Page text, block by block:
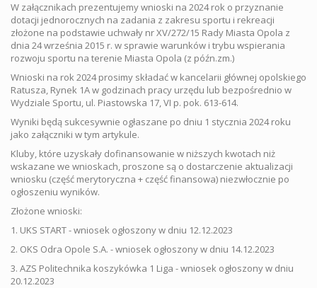
W załącznikach prezentujemy wnioski na 2024 rok o przyznanie
dotacji jednorocznych na zadania z zakresu sportu i rekreacji
złożone na podstawie uchwały nr XV/272/15 Rady Miasta Opola z
dnia 24 września 2015 r. w sprawie warunków i trybu wspierania
rozwoju sportu na terenie Miasta Opola (z późn.zm.)
Wnioski na rok 2024 prosimy składać w kancelarii głównej opolskiego
Ratusza, Rynek 1A w godzinach pracy urzędu lub bezpośrednio w
Wydziale Sportu, ul. Piastowska 17, VI p. pok. 613-614.
Wyniki będą sukcesywnie ogłaszane po dniu 1 stycznia 2024 roku
jako załączniki w tym artykule.
Kluby, które uzyskały dofinansowanie w niższych kwotach niż
wskazane we wnioskach, proszone są o dostarczenie aktualizacji
wniosku (część merytoryczna + część finansowa) niezwłocznie po
ogłoszeniu wyników.
Złożone wnioski:
1. UKS START - wniosek ogłoszony w dniu 12.12.2023
2. OKS Odra Opole S.A. - wniosek ogłoszony w dniu 14.12.2023
3. AZS Politechnika koszykówka 1 Liga - wniosek ogłoszony w dniu
20.12.2023